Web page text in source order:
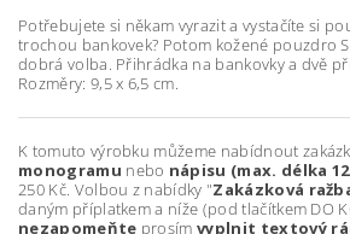
Potřebujete si někam vyrazit a vystačíte si
trochou bankovek? Potom kožené pouzdro
dobrá volba. Přihrádka na bankovky a dvě
Rozměry: 9,5 x 6,5 cm.
K tomuto výrobku můžeme nabídnout
monogramu nebo nápisu (max. délka
250 Kč. Volbou z nabídky "Zakázková
daným příplatkem a níže (pod tlačítkem DO
nezapomeňte prosím vyplnit textový